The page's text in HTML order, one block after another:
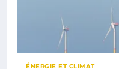
ÉNERGIE ET CLIMAT